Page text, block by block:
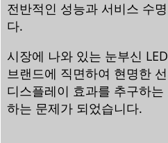
전반적인 성능과 서비스 수
다.
시장에 나와 있는 눈부신
브랜드에 직면하여 현명한
디스플레이 효과를 추구하
하는 문제가 되었습니다.